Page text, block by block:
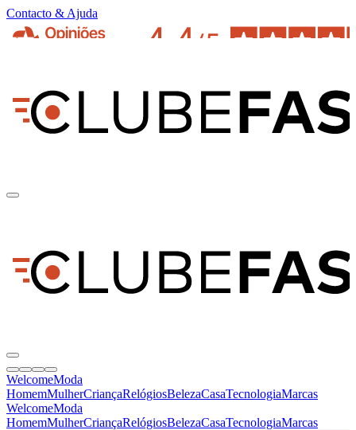
Contacto & Ajuda
WelcomeModa
HomemMulherCriançaRelógiosBelezaCasaTecnologiaMarcas
WelcomeModa
HomemMulherCriançaRelógiosBelezaCasaTecnologiaMarcas